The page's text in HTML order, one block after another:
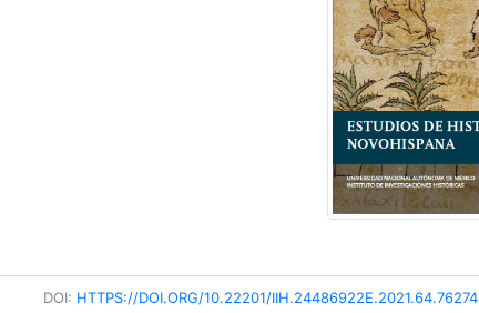
DOI: HTTPS://DOI.ORG/10.22201/IIH.24486922E.2021.64.76274